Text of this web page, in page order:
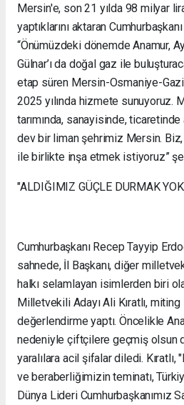
Mersin'e, son 21 yılda 98 milyar
yaptıklarını aktaran
“Önümüzdeki dönemde Anamur,
Gülnar’ı da doğal gaz ile
etap süren Mersin-Osmaniye-
2025 yılında hizmete sunuyoruz.
tarımında, sanayisinde,
dev bir liman şehrimiz Mersin. Biz,
ile birlikte inşa etmek istiyoruz”
"ALDIĞIMIZ GÜÇLE DURMAK
Cumhurbaşkanı Recep Tayyip
sahnede, İl Başkanı, diğer
halkı selamlayan isimlerden biri
Milletvekili Adayı Ali Kıratlı, miting
değerlendirme yaptı. Öncelikle
nedeniyle çiftçilere geçmiş olsun
yaralılara acil şifalar diledi.
ve beraberliğimizin teminatı,
Dünya Lideri Cumhurbaşkanımız